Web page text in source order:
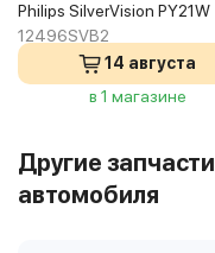
Philips SilverVision PY21W
12496SVB2
14 августа
в 1 магазине
Другие
автомобиля